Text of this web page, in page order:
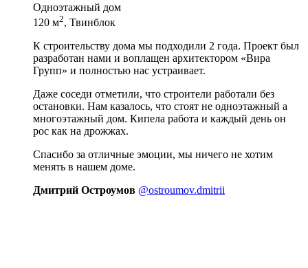
Одноэтажный дом
120 м2, Твинблок
К строительству дома мы подходили 2 года. Проект был
разработан нами и воплащен архитектором «Вира
Групп» и полностью нас устраивает.
Даже соседи отметили, что строители работали без
остановки. Нам казалось, что стоят не одноэтажный а
многоэтажный дом. Кипела работа и каждый день он
рос как на дрожжах.
Спасибо за отличные эмоции, мы ничего не хотим
менять в нашем доме.
Дмитрий Остроумов @ostroumov.dmitrii